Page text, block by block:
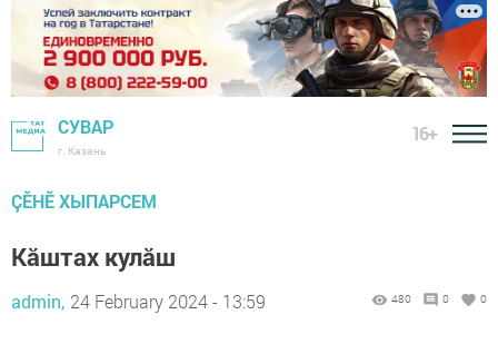
СУВАР
г. Казань
16+
ÇӖНӖ ХЫПАРСЕМ
Кăштах кулăш
admin, 24 February 2024 - 13:59 480 0 0